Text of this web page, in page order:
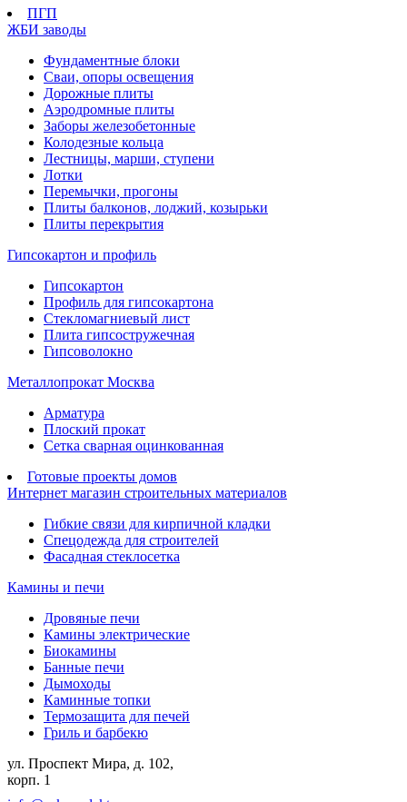
ПГП
ЖБИ заводы
Фундаментные блоки
Сваи, опоры освещения
Дорожные плиты
Аэродромные плиты
Заборы железобетонные
Колодезные кольца
Лестницы, марши, ступени
Лотки
Перемычки, прогоны
Плиты балконов, лоджий, козырьки
Плиты перекрытия
Гипсокартон и профиль
Гипсокартон
Профиль для гипсокартона
Стекломагниевый лист
Плита гипсостружечная
Гипсоволокно
Металлопрокат Москва
Арматура
Плоский прокат
Сетка сварная оцинкованная
Готовые проекты домов
Интернет магазин строительных материалов
Гибкие связи для кирпичной кладки
Спецодежда для строителей
Фасадная стеклосетка
Камины и печи
Дровяные печи
Камины электрические
Биокамины
Банные печи
Дымоходы
Каминные топки
Термозащита для печей
Гриль и барбекю
ул. Проспект Мира, д. 102,
корп. 1